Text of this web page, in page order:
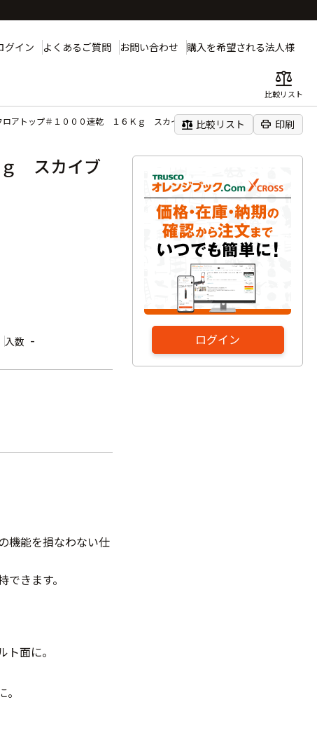
グイン よくあるご質問 お問い合わせ 購入を希望される法人様
balance
比較リスト
アトップ＃１０００速乾 １６Ｋｇ スカイブルー
balance 比較リスト print 印刷
ログイン
スカイブ
入数 -
機能を損なわない仕
きます。
面に。